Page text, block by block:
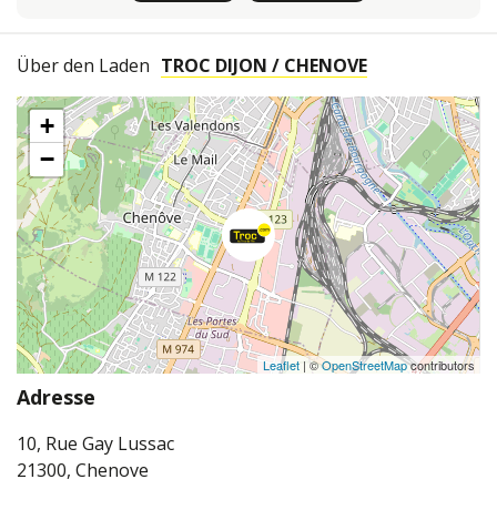
Über den Laden TROC DIJON / CHENOVE
+
−
Leaflet | ©OpenStreetMapcontributors
Adresse
10, Rue Gay Lussac
21300, Chenove